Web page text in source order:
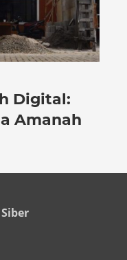
Digital:
Amanah